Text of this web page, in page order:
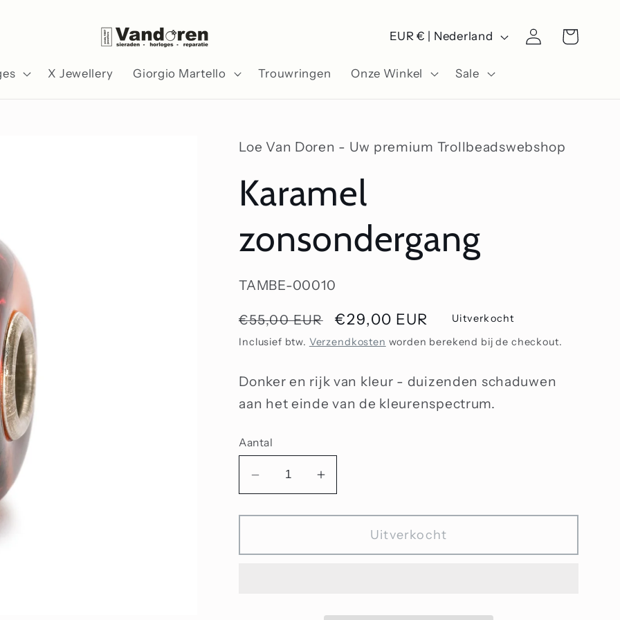
X Jewellery Giorgio Martello Trouwringen Onze Winkel Sale
L
n
/
i
EUR € | Nederland InloggenWinkelwagen
Loe Van Doren - Uw premium Trollbeadswebshop
Karamel
zonsondergang
SKU:
TAMBE-00010
Normale
prijs
€55,00 EUR Aanbiedingsprijs
€29,00 EUR
Uitverkocht
Inclusief btw. Verzendkosten worden berekend bij de checkout.
Donker en rijk van kleur - duizenden schaduwen
aan het einde van de kleurenspectrum.
Aantal
Aantal
voor
zonsondergang
Aantal
voor
Karamel
zonsondergang
Uitverkocht